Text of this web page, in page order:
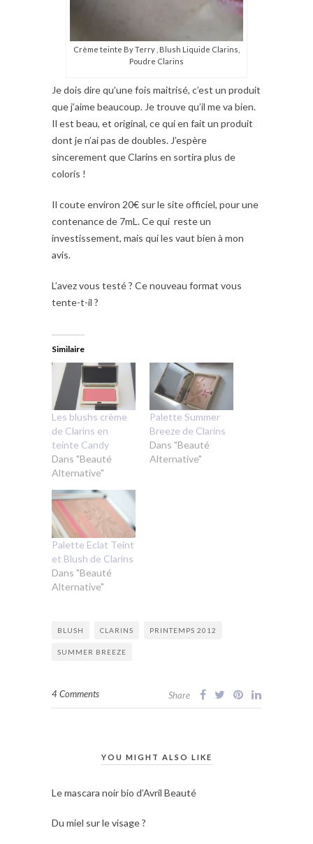
Crème teinte By Terry , Blush Liquide Clarins,
Poudre Clarins
Je dois dire qu’une fois maitrisé, c’est un produit
que j’aime beaucoup. Je trouve qu’il me va bien.
Il est beau, et original, ce qui en fait un produit
dont je n’ai pas de doubles. J’espère
sincerement que Clarins en sortira plus de
coloris !
Il coute environ 20€ sur le site officiel, pour une
contenance de 7mL. Ce qui reste un
investissement, mais qui les vaut bien à mon
avis.
L’avez vous testé ? Ce nouveau format vous
tente-t-il ?
Similaire
Les blushs crème
de Clarins en
teinte Candy
Dans "Beauté
Alternative"
Palette Summer
Breeze de Clarins
Dans "Beauté
Alternative"
Palette Eclat Teint
et Blush de Clarins
Dans "Beauté
Alternative"
BLUSH CLARINS PRINTEMPS 2012
SUMMER BREEZE
4 Comments Share
YOU MIGHT ALSO LIKE
Le mascara noir bio d’Avril Beauté
Du miel sur le visage ?